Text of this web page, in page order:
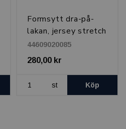
Formsytt dra-på-
lakan, jersey stretch
90x200 cm, Vit
44609020085
280,00 kr
st Köp